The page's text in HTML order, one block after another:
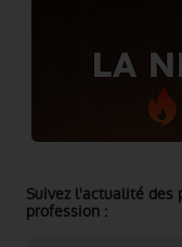
Suivez l'actualité des
profession :